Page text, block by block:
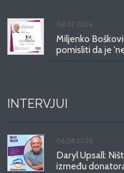
08.07.2026.
Miljenko
pomisliti da je
INTERVJUI
06.08.2026.
Daryl Upsall:
između